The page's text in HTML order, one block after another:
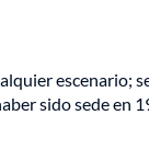
escenario;
sido sede en